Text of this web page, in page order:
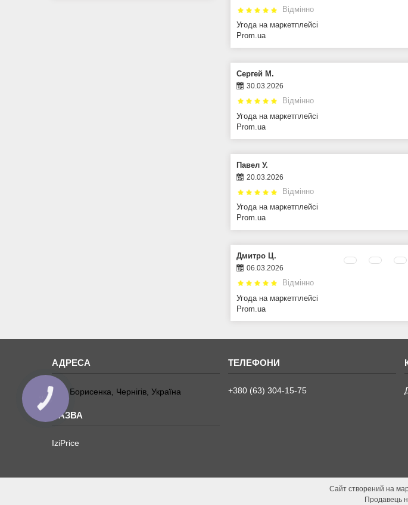
Відмінно
Угода на маркетплейсі
Prom.ua
Сергей М.
30.03.2026
Відмінно
Угода на маркетплейсі
Prom.ua
Павел У.
20.03.2026
Відмінно
Угода на маркетплейсі
Prom.ua
Дмитро Ц.
06.03.2026
Відмінно
Угода на маркетплейсі
Prom.ua
вул. Борисенка, Чернігів, Україна
IziPrice
+380 (63) 304-15-75
Сайт створений на
Продавець
КНОПКА
ЗВ'ЯЗКУ